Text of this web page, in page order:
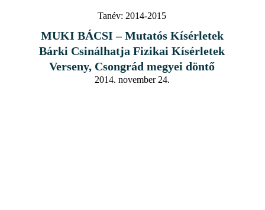
Tanév: 2014-2015
MUKI BÁCSI – Mutatós Kísérletek
Bárki Csinálhatja Fizikai Kísérletek
Verseny, Csongrád megyei döntő
2014. november 24.